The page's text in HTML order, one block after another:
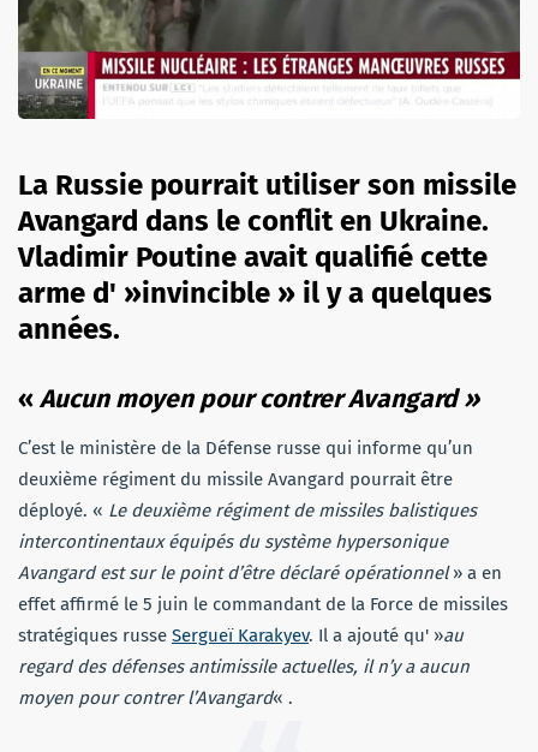
La Russie pourrait utiliser son missile
Avangard dans le conflit en Ukraine.
Vladimir Poutine avait qualifié cette
arme d' »invincible » il y a quelques
années.
«Aucun moyen pour contrer Avangard »
C’est le ministère de la Défense russe qui informe qu’un
deuxième régiment du missile Avangard pourrait être
déployé. « Le deuxième régiment de missiles balistiques
intercontinentaux équipés du système hypersonique
Avangard est sur le point d’être déclaré opérationnel» a en
effet affirmé le 5 juin le commandant de la Force de missiles
stratégiques russe Sergueï Karakyev. Il a ajouté qu' »au
regard des défenses antimissile actuelles, il n’y a aucun
moyen pour contrer l’Avangard« .